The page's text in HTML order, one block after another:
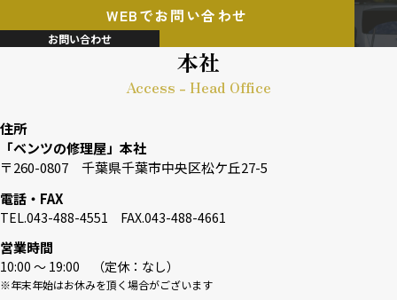
WEBでお問い合わせ
お問い合わせ
本社
Access - Head Office
住所
「ベンツの修理屋」本社
〒260-0807 千葉県千葉市中央区松ケ丘27-5
電話・FAX
TEL.043-488-4551 FAX.043-488-4661
営業時間
10:00 〜 19:00 （定休：なし）
※年末年始はお休みを頂く場合がございます